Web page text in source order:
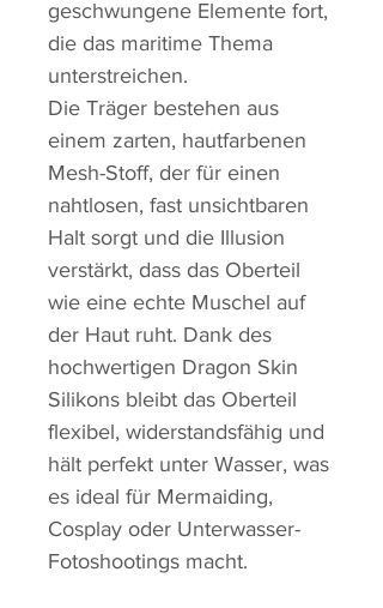
geschwungene Elemente fort,
die das maritime Thema
unterstreichen.
Die Träger bestehen aus
einem zarten, hautfarbenen
Mesh-Stoff, der für einen
nahtlosen, fast unsichtbaren
Halt sorgt und die Illusion
verstärkt, dass das Oberteil
wie eine echte Muschel auf
der Haut ruht. Dank des
hochwertigen Dragon Skin
Silikons bleibt das Oberteil
flexibel, widerstandsfähig und
hält perfekt unter Wasser, was
es ideal für Mermaiding,
Cosplay oder Unterwasser-
Fotoshootings macht.